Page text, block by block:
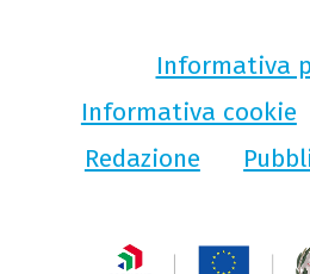
Informativa
Informativa cookie
Redazione